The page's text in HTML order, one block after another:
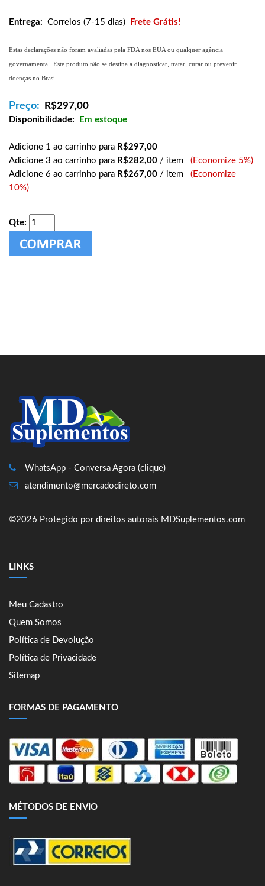
Entrega: Correios (7-15 dias) Frete Grátis!
Estas declarações não foram avaliadas pela FDA nos EUA ou qualquer agência
governamental. Este produto não se destina a diagnosticar, tratar, curar ou prevenir
doenças no Brasil.
Preço: R$297,00
Disponibilidade: Em estoque
Adicione 1 ao carrinho para R$297,00
Adicione 3 ao carrinho para R$282,00 / item (Economize 5%)
Adicione 6 ao carrinho para R$267,00 / item (Economize
10%)
Qte:
WhatsApp - Conversa Agora (clique)
atendimento@mercadodireto.com
©2026 Protegido por direitos autorais MDSuplementos.com
LINKS
Meu Cadastro
Quem Somos
Política de Devolução
Política de Privacidade
Sitemap
FORMAS DE PAGAMENTO
MÉTODOS DE ENVIO